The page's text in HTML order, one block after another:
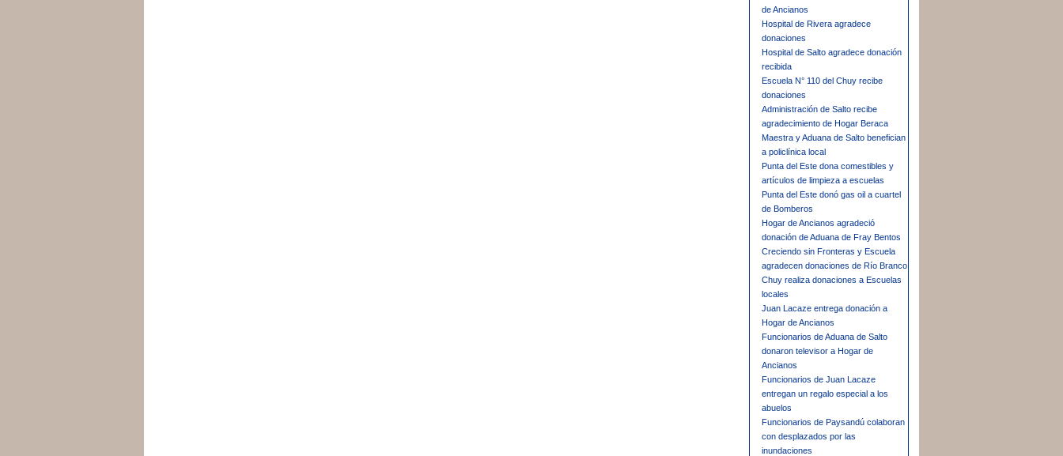
de Ancianos
Hospital de Rivera agradece
donaciones
Hospital de Salto agradece donación
recibida
Escuela N° 110 del Chuy recibe
donaciones
Administración de Salto recibe
agradecimiento de Hogar Beraca
Maestra y Aduana de Salto benefician
a policlínica local
Punta del Este dona comestibles y
artículos de limpieza a escuelas
Punta del Este donó gas oil a cuartel
de Bomberos
Hogar de Ancianos agradeció
donación de Aduana de Fray Bentos
Creciendo sin Fronteras y Escuela
agradecen donaciones de Río Branco
Chuy realiza donaciones a Escuelas
locales
Juan Lacaze entrega donación a
Hogar de Ancianos
Funcionarios de Aduana de Salto
donaron televisor a Hogar de
Ancianos
Funcionarios de Juan Lacaze
entregan un regalo especial a los
abuelos
Funcionarios de Paysandú colaboran
con desplazados por las
inundaciones